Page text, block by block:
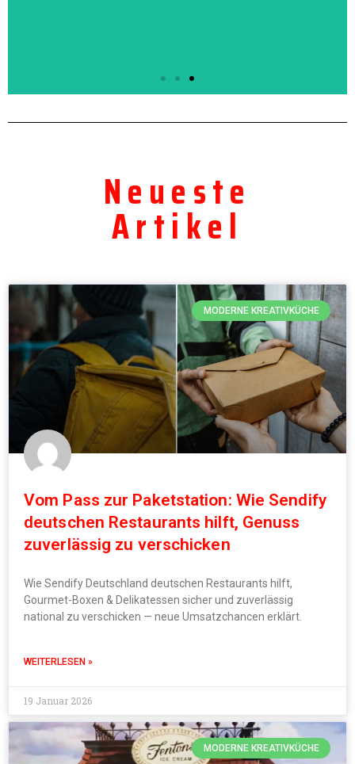
Hard Rock Cafe
Das Münchener Hard Rock Cafe
befindet sich an der Adresse Platzl 1,
in sehr zentraler Lage mitten in der
Altstadt. Es liegt gegenüber...
Neueste
Artikel
MODERNE KREATIVKÜCHE
Vom Pass zur Paketstation: Wie Sendify
deutschen Restaurants hilft, Genuss
zuverlässig zu verschicken
Wie Sendify Deutschland deutschen Restaurants hilft,
Gourmet-Boxen & Delikatessen sicher und zuverlässig
national zu verschicken — neue Umsatzchancen erklärt.
WEITERLESEN »
19 Januar 2026
MODERNE KREATIVKÜCHE